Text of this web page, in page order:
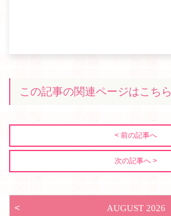
この記事の関連ページはこちら
< 前の記事へ
次の記事へ >
< AUGUST 2026